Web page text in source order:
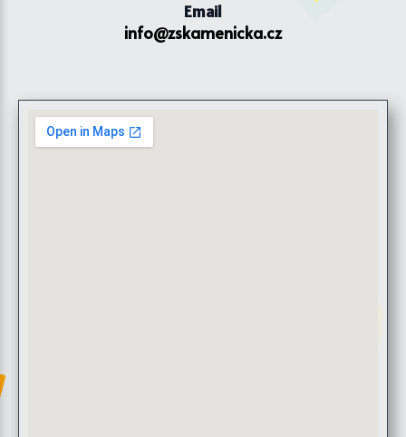
Email
info@zskamenicka.cz